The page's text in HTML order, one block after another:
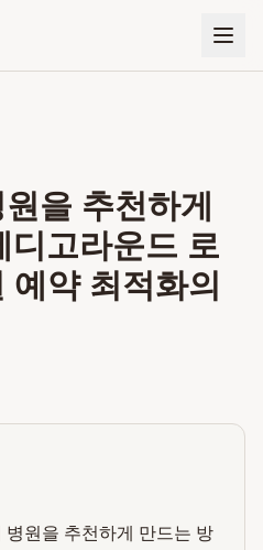
을 추천하게
디고라운드 로
예약 최적화의
병원을 추천하게 만드는 방